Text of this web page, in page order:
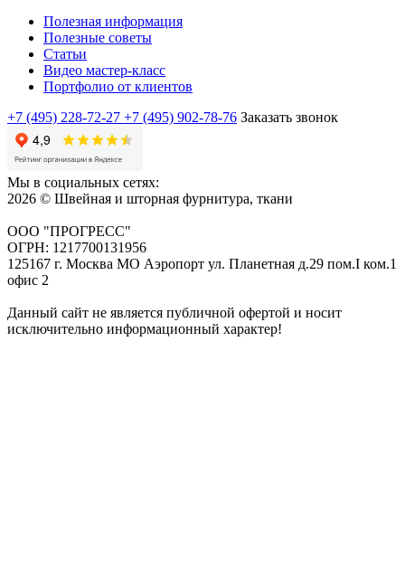
Полезная информация
Полезные советы
Статьи
Видео мастер-класс
Портфолио от клиентов
+7 (495) 228-72-27 +7 (495) 902-78-76 Заказать звонок
Мы в социальных сетях:
2026 © Швейная и шторная фурнитура, ткани
ООО "ПРОГРЕСС"
ОГРН: 1217700131956
125167 г. Москва МО Аэропорт ул. Планетная д.29 пом.I ком.1
офис 2
Данный сайт не является публичной офертой и носит
исключительно информационный характер!